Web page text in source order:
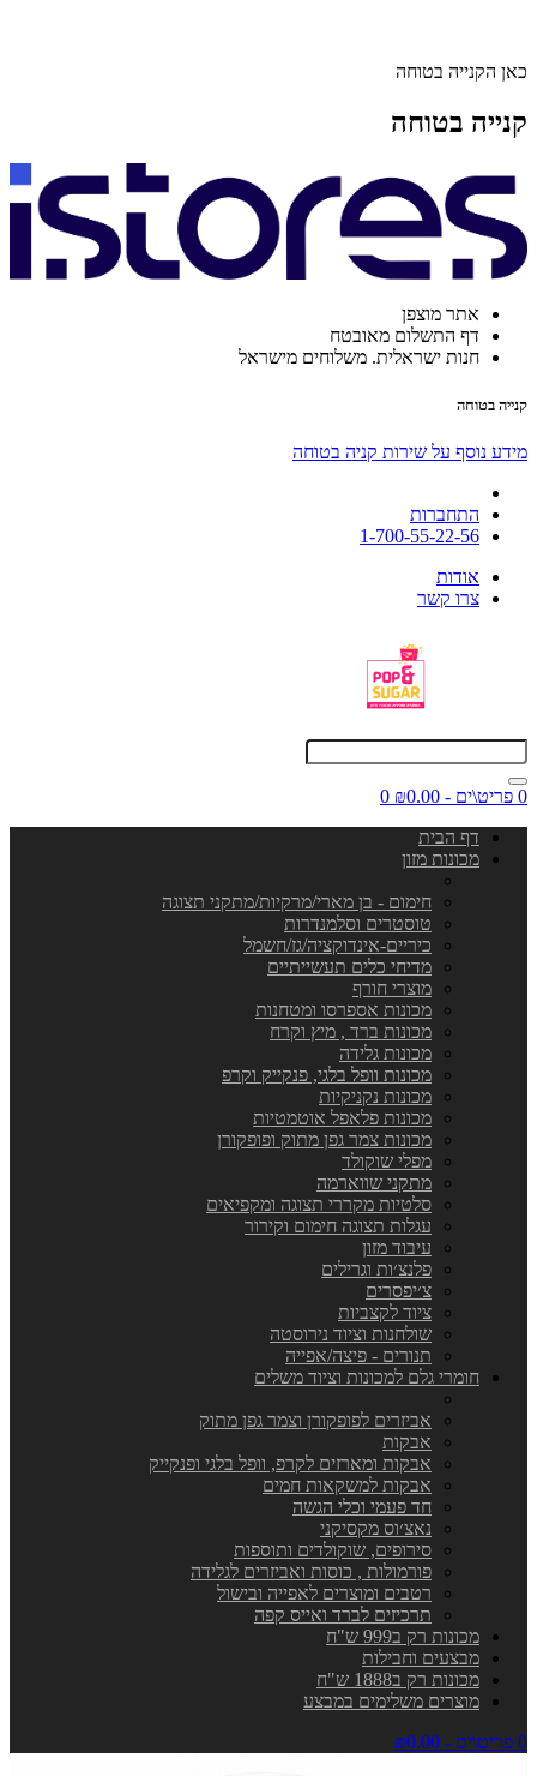
כאן הקנייה בטוחה
קנייה בטוחה
אתר מוצפן
דף התשלום מאובטח
חנות ישראלית. משלוחים מישראל
קנייה בטוחה
מידע נוסף על שירות קניה בטוחה
התחברות
1-700-55-22-56
אודות
צרו קשר
0 פריט\ים - ₪0.00
0
דף הבית
מכונות מזון
חימום - בן מארי/מרקיות/מתקני תצוגה
טוסטרים וסלמנדרות
כיריים-אינדוקציה/גז/חשמל
מדיחי כלים תעשייתיים
מוצרי חורף
מכונות אספרסו ומטחנות
מכונות ברד , מיץ וקרח
מכונות גלידה
מכונות וופל בלגי, פנקייק וקרפ
מכונות נקניקיות
מכונות פלאפל אוטמטיות
מכונות צמר גפן מתוק ופופקורן
מפלי שוקולד
מתקני שווארמה
סלטיות מקררי תצוגה ומקפיאים
עגלות תצוגה חימום וקירור
עיבוד מזון
פלנצ׳ות וגרילים
צ׳יפסרים
ציוד לקצביות
שולחנות וציוד נירוסטה
תנורים - פיצה/אפייה
חומרי גלם למכונות וציוד משלים
אביזרים לפופקורן וצמר גפן מתוק
אבקות
אבקות ומארזים לקרפ, וופל בלגי ופנקייק
אבקות למשקאות חמים
חד פעמי וכלי הגשה
נאצ׳וס מקסיקני
סירופים, שוקולדים ותוספות
פורמולות , כוסות ואביזרים לגלידה
רטבים ומוצרים לאפייה ובישול
תרכיזים לברד ואייס קפה
מכונות רק ב999 ש"ח
מבצעים וחבילות
מכונות רק ב1888 ש"ח
מוצרים משלימים במבצע
0 פריט\ים - ₪0.00